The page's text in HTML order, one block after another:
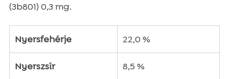
(3b801) 0,3 mg.
Nyersfehérje 22,0 %
Nyerszsír 8,5 %